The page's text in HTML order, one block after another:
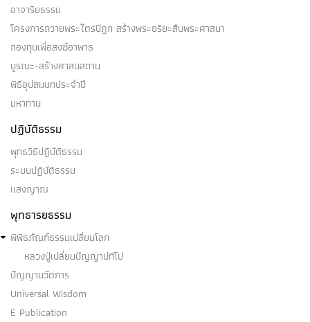
อาจาริยธรรม
โครงการถวายพระไตรปิฎก สร้างพระอริยะสืบพระศาสนา
กองทุนเพื่อสงฆ์อาพาธ
บูรณะ-สร้างศาสนสถาน
พิธีอุปสมบทประจำปี
มหาทาน
ปฏิบัติธรรม
พุทธวิธีปฏิบัติธรรม
ระบบปฏิบัติธรรม
แสงญาณ
พุทธารยธรรม
พิพิธภัณฑ์ธรรมเปลี่ยนโลก
หลวงปู่เปลี่ยนปัญญาปทีโป
ปัญญานวัตการ
Universal Wisdom
E Publication